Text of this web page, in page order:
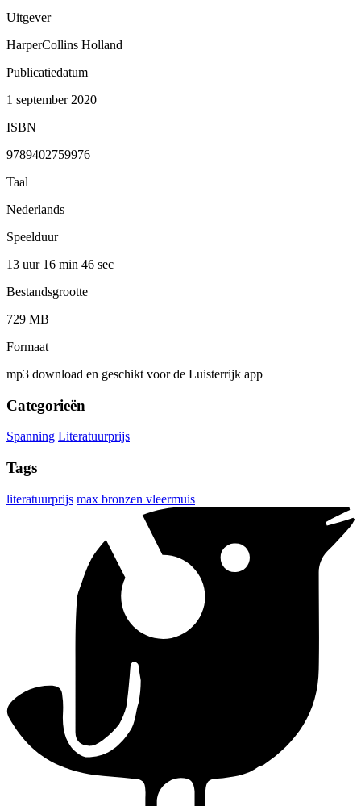
Uitgever
HarperCollins Holland
Publicatiedatum
1 september 2020
ISBN
9789402759976
Taal
Nederlands
Speelduur
13 uur 16 min 46 sec
Bestandsgrootte
729 MB
Formaat
mp3 download en geschikt voor de Luisterrijk app
Categorieën
Spanning Literatuurprijs
Tags
literatuurprijs max bronzen vleermuis